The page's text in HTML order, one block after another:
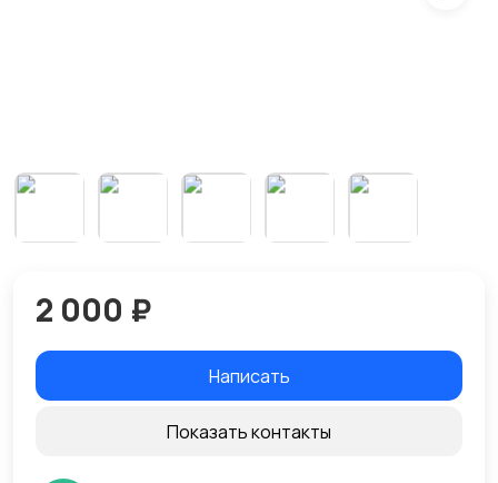
2 000 ₽
Написать
Показать контакты